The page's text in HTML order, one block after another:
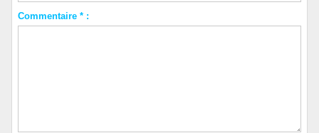
Commentaire * :